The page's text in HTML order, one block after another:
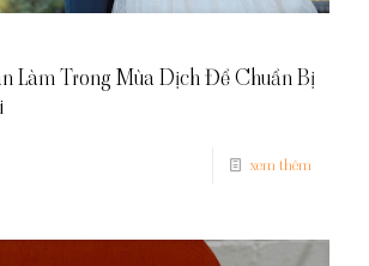
Làm Trong Mùa Dịch Để Chuẩn Bị
xem thêm